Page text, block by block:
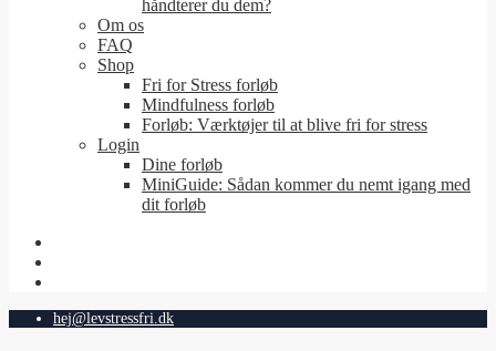
håndterer du dem?
Om os
FAQ
Shop
Fri for Stress forløb
Mindfulness forløb
Forløb: Værktøjer til at blive fri for stress
Login
Dine forløb
MiniGuide: Sådan kommer du nemt igang med
dit forløb
hej@levstressfri.dk